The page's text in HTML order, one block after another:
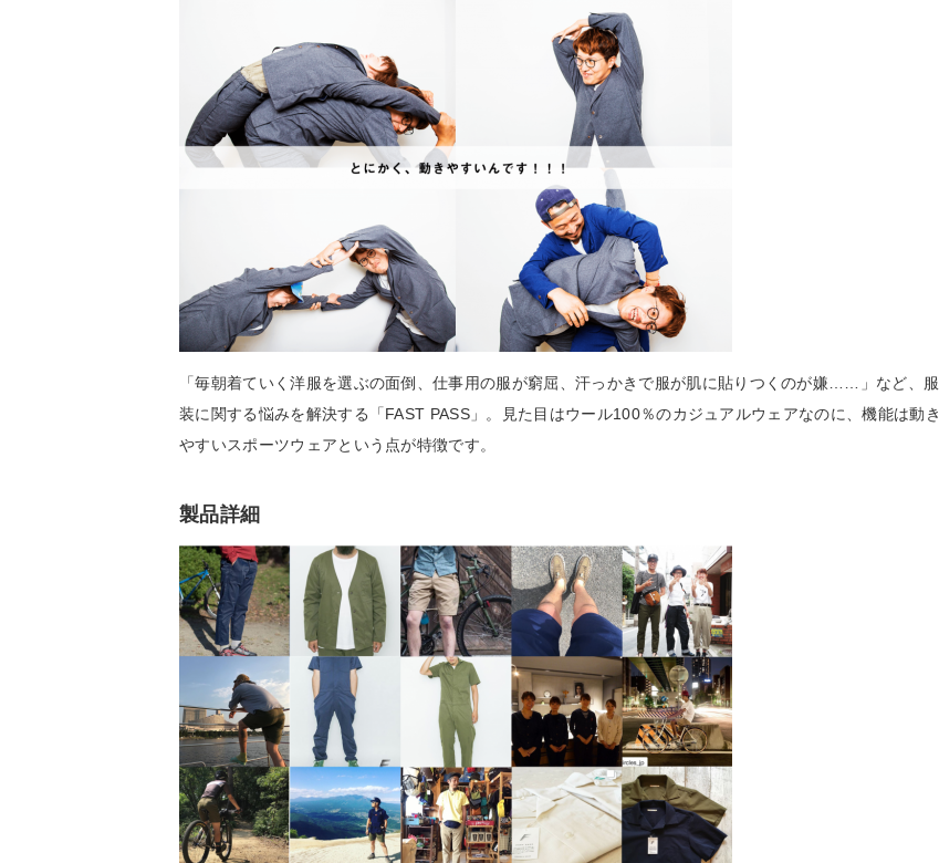
「毎朝着ていく洋服を選ぶの面倒、仕事用の服が窮屈、汗っかきで服が肌に貼りつくのが嫌……」など、服
装に関する悩みを解決する「FAST PASS」。見た目はウール100％のカジュアルウェアなのに、機能は動き
やすいスポーツウェアという点が特徴です。
製品詳細